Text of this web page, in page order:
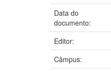
Data do
documento:
Editor:
Câmpus: